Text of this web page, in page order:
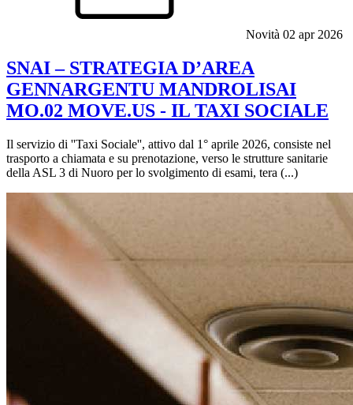
Novità 02 apr 2026
SNAI – STRATEGIA D’AREA
GENNARGENTU MANDROLISAI
MO.02 MOVE.US - IL TAXI SOCIALE
Il servizio di ''Taxi Sociale'', attivo dal 1° aprile 2026, consiste nel
trasporto a chiamata e su prenotazione, verso le strutture sanitarie
della ASL 3 di Nuoro per lo svolgimento di esami, tera (...)